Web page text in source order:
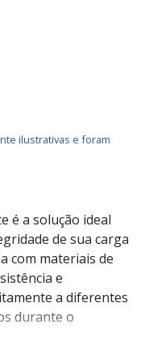
ilustrativas e foram
é a solução ideal
de sua carga
com materiais de
e
a diferentes
durante o